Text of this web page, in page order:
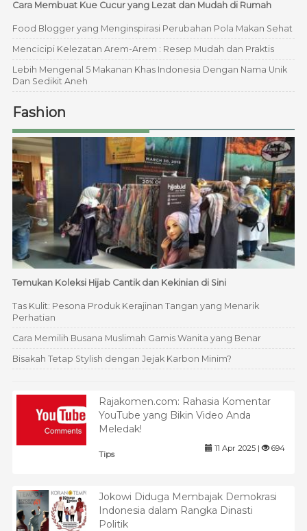
Cara Membuat Kue Cucur yang Lezat dan Mudah di Rumah
Food Blogger yang Menginspirasi Perubahan Pola Makan Sehat
Mencicipi Kelezatan Arem-Arem : Resep Mudah dan Praktis
Lebih Mengenal 5 Makanan Khas Indonesia Dengan Nama Unik
Dan Sedikit Aneh
Fashion
Temukan Koleksi Hijab Cantik dan Kekinian di Sini
Tas Kulit: Pesona Produk Kerajinan Tangan yang Menarik
Perhatian
Cara Memilih Busana Muslimah Gamis Wanita yang Benar
Bisakah Tetap Stylish dengan Jejak Karbon Minim?
Rajakomen.com: Rahasia Komentar
YouTube yang Bikin Video Anda
Meledak!
Tips
11 Apr 2025 | 694
Jokowi Diduga Membajak Demokrasi
Indonesia dalam Rangka Dinasti
Politik